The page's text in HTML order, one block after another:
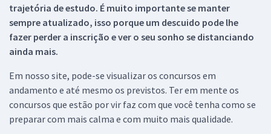
trajetória de estudo. É muito importante se manter
sempre atualizado, isso porque um descuido pode lhe
fazer perder a inscrição e ver o seu sonho se distanciando
ainda mais.
Em nosso site, pode-se visualizar os concursos em
andamento e até mesmo os previstos. Ter em mente os
concursos que estão por vir faz com que você tenha como se
preparar com mais calma e com muito mais qualidade.